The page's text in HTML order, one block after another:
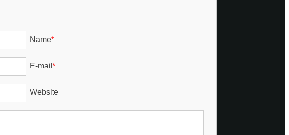
Name*
E-mail *
Website